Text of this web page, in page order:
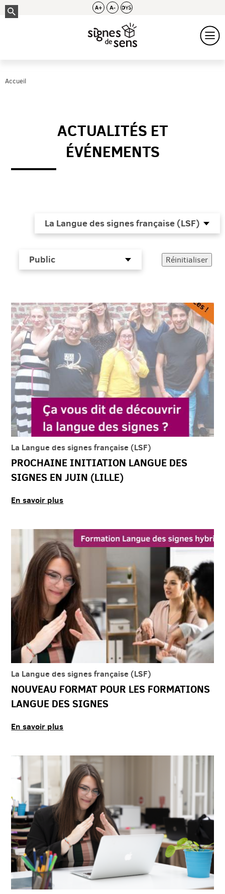
Accueil
ACTUALITÉS ET
ÉVÉNEMENTS
La Langue des signes française (LSF)
PROCHAINE INITIATION LANGUE DES
SIGNES EN JUIN (LILLE)
En savoir plus
La Langue des signes française (LSF)
NOUVEAU FORMAT POUR LES FORMATIONS
LANGUE DES SIGNES
En savoir plus